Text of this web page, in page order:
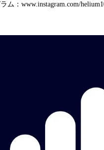
ム：www.instagram.com/